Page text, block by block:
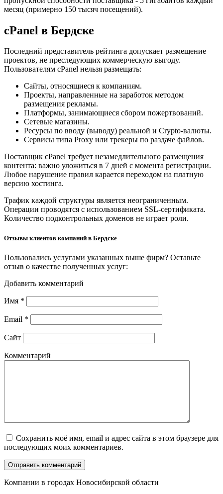
месяц (примерно 150 тысяч посещений).
cPanel в Бердске
Последний представитель рейтинга допускает размещение
проектов, не преследующих коммерческую выгоду.
Пользователям cPanel нельзя размещать:
Сайты, относящиеся к компаниям.
Проекты, направленные на заработок методом
размещения рекламы.
Платформы, занимающиеся сбором пожертвований.
Сетевые магазины.
Ресурсы по вводу (выводу) реальной и Crypto-валюты.
Сервисы типа Proxy или трекеры по раздаче файлов.
Поставщик cPanel требует незамедлительного размещения
контента: важно уложиться в 7 дней с момента регистрации.
Любое нарушение правил карается переходом на платную
версию хостинга.
Трафик каждой структуры является неограниченным.
Операции проводятся с использованием SSL-сертификата.
Количество подконтрольных доменов не играет роли.
Отзывы клиентов компаний в Бердске
Пользовались услугами указанных выше фирм? Оставьте
отзыв о качестве полученных услуг:
Добавить комментарий
Имя *
Email *
Сайт
Комментарий
Сохранить моё имя, email и адрес сайта в этом браузере для
последующих моих комментариев.
Компании в городах Новосибирской области